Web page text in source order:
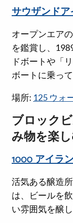
サウザンド
オープンエア
を鑑賞し、
ドボートや「
ボートに乗っ
場所: 125 ウォ
ブロック
み物を楽
1000 アイラ
活気ある醸造
は、ビールを
い雰囲気を醸